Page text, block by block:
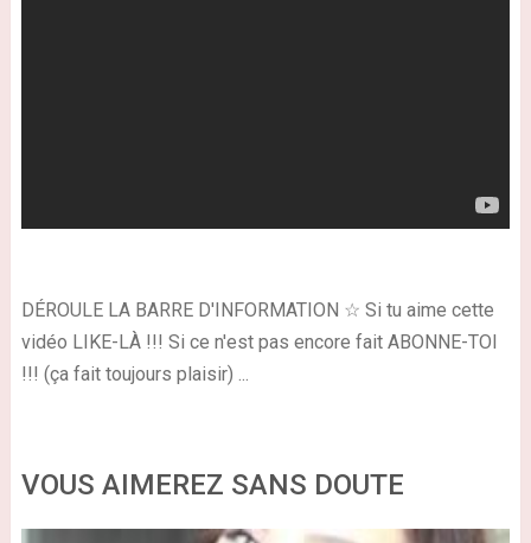
DÉROULE LA BARRE D'INFORMATION ☆ Si tu aime cette
vidéo LIKE-LÀ !!! Si ce n'est pas encore fait ABONNE-TOI
!!! (ça fait toujours plaisir) ...
VOUS AIMEREZ SANS DOUTE